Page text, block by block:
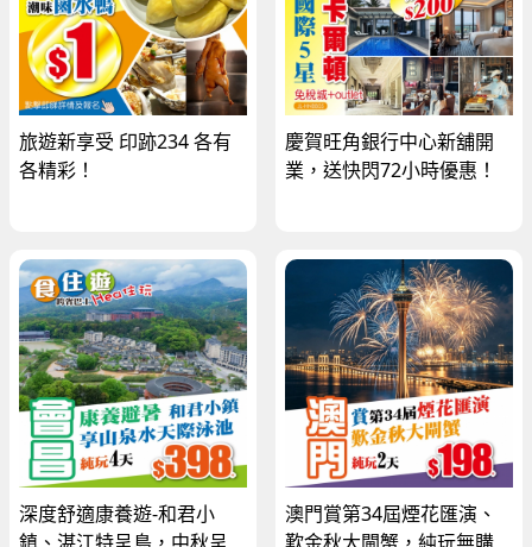
旅遊新享受 印跡234 各有
各精彩！
慶賀旺角銀行中心新舖開
業，送快閃72小時優惠！
深度舒適康養遊-和君小
澳門賞第34屆煙花匯演、